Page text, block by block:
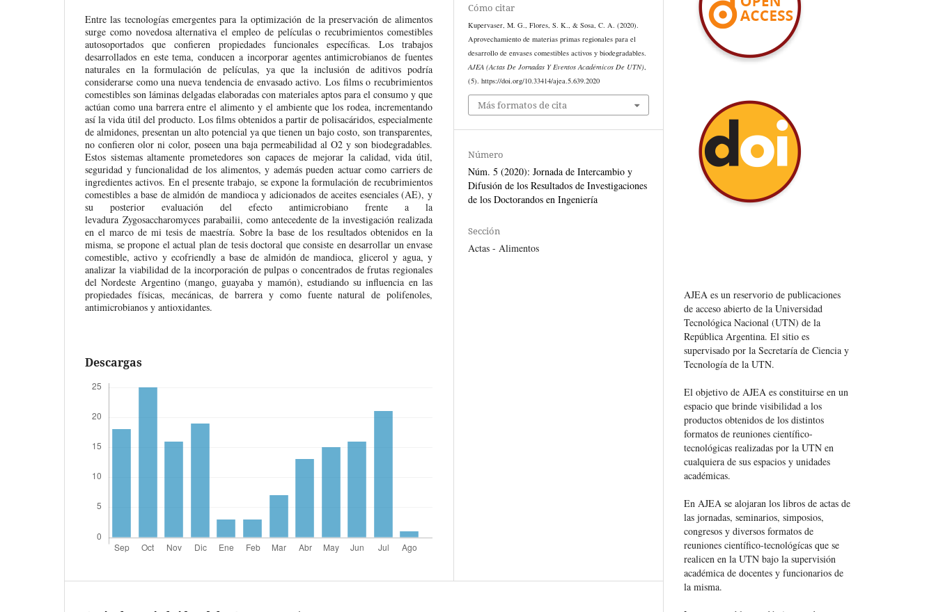
Entre las tecnologías emergentes para la optimización de la preservación de alimentos
surge como novedosa alternativa el empleo de películas o recubrimientos comestibles
autosoportados que confieren propiedades funcionales específicas. Los trabajos
desarrollados en este tema, conducen a incorporar agentes antimicrobianos de fuentes
naturales en la formulación de películas, ya que la inclusión de aditivos podría
considerarse como una nueva tendencia de envasado activo. Los films o recubrimientos
comestibles son láminas delgadas elaboradas con materiales aptos para el consumo y que
actúan como una barrera entre el alimento y el ambiente que los rodea, incrementando
así la vida útil del producto. Los films obtenidos a partir de polisacáridos, especialmente
de almidones, presentan un alto potencial ya que tienen un bajo costo, son transparentes,
no confieren olor ni color, poseen una baja permeabilidad al O2 y son biodegradables.
Estos sistemas altamente prometedores son capaces de mejorar la calidad, vida útil,
seguridad y funcionalidad de los alimentos, y además pueden actuar como carriers de
ingredientes activos. En el presente trabajo, se expone la formulación de recubrimientos
comestibles a base de almidón de mandioca y adicionados de aceites esenciales (AE), y
su posterior evaluación del efecto antimicrobiano frente a la
levadura Zygosaccharomyces parabailii, como antecedente de la investigación realizada
en el marco de mi tesis de maestría. Sobre la base de los resultados obtenidos en la
misma, se propone el actual plan de tesis doctoral que consiste en desarrollar un envase
comestible, activo y ecofriendly a base de almidón de mandioca, glicerol y agua, y
analizar la viabilidad de la incorporación de pulpas o concentrados de frutas regionales
del Nordeste Argentino (mango, guayaba y mamón), estudiando su influencia en las
propiedades físicas, mecánicas, de barrera y como fuente natural de polifenoles,
antimicrobianos y antioxidantes.
Descargas
Cómo citar
Kupervaser, M. G., Flores, S. K., & Sosa, C. A. (2020).
Aprovechamiento de materias primas regionales para el
desarrollo de envases comestibles activos y biodegradables.
AJEA (Actas De Jornadas Y Eventos Académicos De UTN)
(5). https://doi.org/10.33414/ajea.5.639.2020
Más formatos de cita
Número
Núm. 5 (2020): Jornada de Intercambio y
Difusión de los Resultados de Investigaciones
de los Doctorandos en Ingeniería
Sección
Actas - Alimentos
AJEA es un reservorio de publicaciones
de acceso abierto de la Universidad
Tecnológica Nacional (UTN) de la
República Argentina. El sitio es
supervisado por la Secretaría de Ciencia y
Tecnología de la UTN.
El objetivo de AJEA es constituirse en un
espacio que brinde visibilidad a los
productos obtenidos de los distintos
formatos de reuniones científico-
tecnológicas realizadas por la UTN en
cualquiera de sus espacios y unidades
académicas.
En AJEA se alojaran los libros de actas de
las jornadas, seminarios, simposios,
congresos y diversos formatos de
reuniones científico-tecnológícas que se
realicen en la UTN bajo la supervisión
académica de docentes y funcionarios de
la misma.